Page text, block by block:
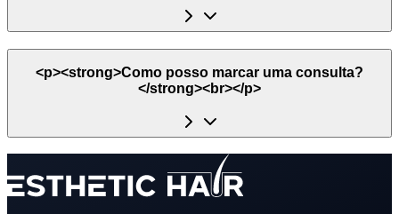
<p><strong>Como posso marcar uma consulta?
</strong><br></p>